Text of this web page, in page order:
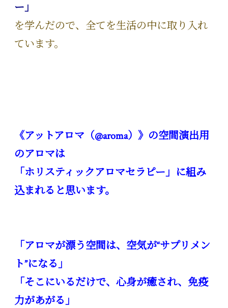
ー」
を学んだので、全てを生活の中に取り入れ
ています。
《アットアロマ（@aroma）》の空間演出用
のアロマは
「ホリスティックアロマセラピー」に組み
込まれると思います。
「アロマが漂う空間は、空気が“サプリメン
ト”になる」
「そこにいるだけで、心身が癒され、免疫
力があがる」